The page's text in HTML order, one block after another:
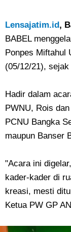
Lensajatim.id,
BABEL
Ponpes Miftahul
(05/12/21),
Hadir dalam
PWNU, Rois
PCNU Bangka
maupun Banser
"Acara ini
kader-kader di
kreasi, mesti
Ketua PW GP